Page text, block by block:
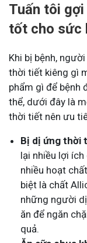
Tuấn tôi
tốt cho sức
Khi bị bệnh,
thời tiết kiêng gì
phẩm gì để bệnh
thể, dưới đây là
thời tiết nên ưu
Bị dị ứng thời
lại nhiều lợi
nhiều hoạt
biệt là chất
những người
ăn để ngăn
quả.